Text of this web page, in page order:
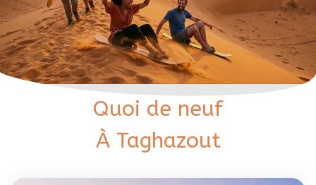
Quoi de neuf
À Taghazout